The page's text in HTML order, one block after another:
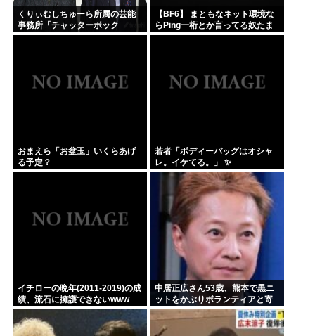
くりぃむしちゅーら所属の芸能
事務所「チャッターボック
ス」、熊本地震被災地に災害義
【BF6】 まともなネット環境な
らPing一桁とか言ってる奴たま
にいるけどマヌケすぎる
おまえら「お盆玉」いくらあげ
る予定？
若者「ボディーバッグはオシャ
レ。イケてる。」 ✨
イチローの晩年(2011-2019)の成
績、流石に擁護できないwww
中居正広さん53歳、熊本で黒ニ
ットをかぶりボランティアと寄
付をしている模様